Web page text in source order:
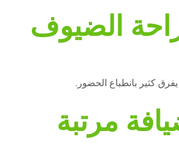
الضيوف
يفرق كثير بانطباع الحضور.
مرتبة